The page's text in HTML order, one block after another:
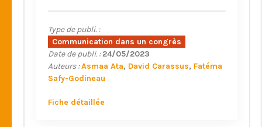
Type de publi. :
Communication dans un congrès
Date de publi. : 24/05/2023
Auteurs :Asmaa Ata David Carassus Fatéma
Safy-Godineau
Fiche détaillée